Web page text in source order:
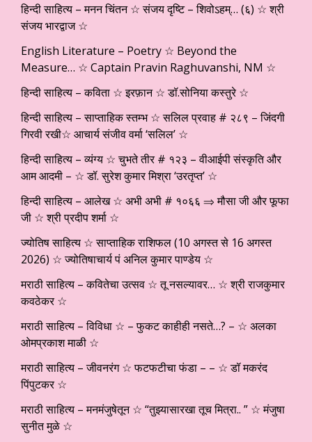
हिन्दी साहित्य – मनन चिंतन ☆ संजय दृष्टि – शिवोऽहम्… (६) ☆ श्री
संजय भारद्वाज ☆
English Literature – Poetry ☆ Beyond the
Measure… ☆ Captain Pravin Raghuvanshi, NM ☆
हिन्दी साहित्य – कविता ☆ इरफ़ान ☆ डॉ.सोनिया कस्तुरे ☆
हिन्दी साहित्य – साप्ताहिक स्तम्भ ☆ सलिल प्रवाह # २८९ – जिंदगी
गिरवी रखी☆ आचार्य संजीव वर्मा ‘सलिल’ ☆
हिन्दी साहित्य – व्यंग्य ☆ चुभते तीर # १२३ – वीआईपी संस्कृति और
आम आदमी – ☆ डॉ. सुरेश कुमार मिश्रा ‘उरतृप्त’ ☆
हिन्दी साहित्य – आलेख ☆ अभी अभी # १०६६ ⇒ मौसा जी और फूफा
जी ☆ श्री प्रदीप शर्मा ☆
ज्योतिष साहित्य ☆ साप्ताहिक राशिफल (10 अगस्त से 16 अगस्त
2026) ☆ ज्योतिषाचार्य पं अनिल कुमार पाण्डेय ☆
मराठी साहित्य – कवितेचा उत्सव ☆ तू नसल्यावर… ☆ श्री राजकुमार
कवठेकर ☆
मराठी साहित्य – विविधा ☆ – फुकट काहीही नसते…? – ☆ अलका
ओमप्रकाश माळी ☆
मराठी साहित्य – जीवनरंग ☆ फटफटीचा फंडा – – ☆ डॉ मकरंद
पिंपुटकर ☆
मराठी साहित्य – मनमंजुषेतून ☆ “तुझ्यासारखा तूच मित्रा.. ” ☆ मंजुषा
सुनीत मुळे ☆